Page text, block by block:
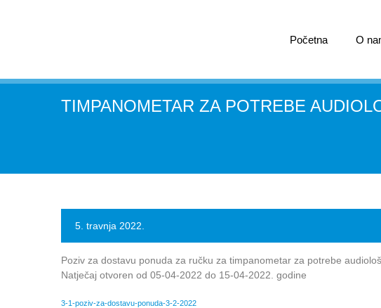
Početna O
TIMPANOMETAR ZA POTREBE
5. travnja 2022.
Poziv za dostavu ponuda za ručku za timpanometar za potrebe
Natječaj otvoren od 05-04-2022 do 15-04-2022. godine
3-1-poziv-za-dostavu-ponuda-3-2-2022